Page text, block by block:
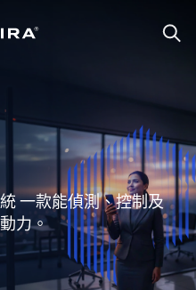
一款能偵測、控制及
力。